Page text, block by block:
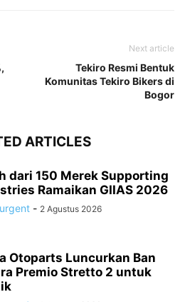
Next article
Tekiro Resmi Bentuk
Komunitas Tekiro Bikers di
Bogor
ARTICLES
dari 150 Merek Supporting
Ramaikan GIIAS 2026
- 2 Agustus 2026
Otoparts Luncurkan Ban
Premio Stretto 2 untuk